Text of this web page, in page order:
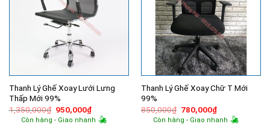
Thanh Lý Ghế Xoay Lưới Lưng
Thấp Mới 99%
1,350,000₫ Giá
gốc
là:
950,000₫Giá
hiện
tại
Còn hàng - Giao nhanh
Thanh Lý Ghế Xoay Chữ T Mới
99%
850,000₫ Giá
gốc
là:
780,000₫Giá
hiện
tại
Còn hàng - Giao nhanh